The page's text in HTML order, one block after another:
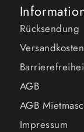
Rücksendung
Versandkosten
AGB
AGB
Impressum